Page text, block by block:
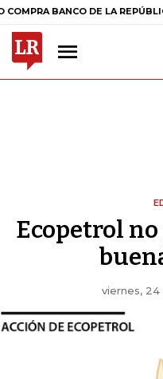
BANCO DE LA REPÚBLICA $
Ecopetrol
viernes,